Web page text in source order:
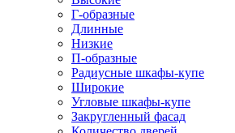
Г-образные
Длинные
Низкие
П-образные
Радиусные шкафы-купе
Широкие
Угловые шкафы-купе
Закругленный фасад